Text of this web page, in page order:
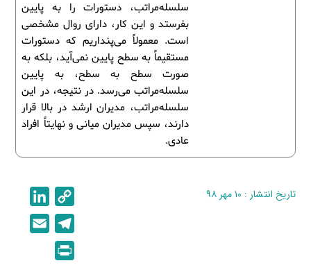
سلسله‌مراتب، دستورات را به پایین
بفرستد و این کار، دارای روال مشخصی
است. معمولاً می‌پنداریم که دستورات
مستقیماً به سطح پایین نمی‌آید، بلکه به
صورت سطح به سطح، به پایین
سلسله‌مراتب می‌رسد. در نتیجه، در این
سلسله‌مراتب، مدیران ارشد در بالا قرار
دارند، سپس مدیران میانی و نهایتاً افراد
عادی.
تاریخ انتشار : ۱۰ مهر ۹۸
o
p
y
i
n
e
l